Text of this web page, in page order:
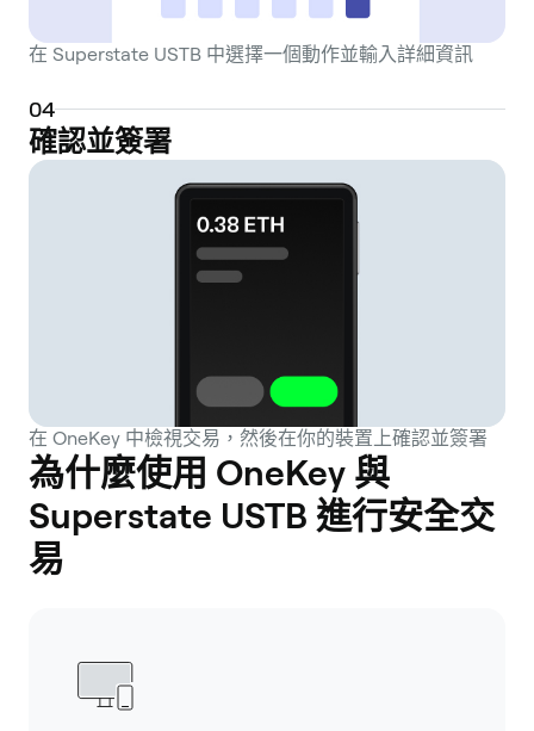
在 Superstate USTB 中選擇一個動作並輸入詳細資訊
04
確認並簽署
在 OneKey 中檢視交易，然後在你的裝置上確認並簽署
為什麼使用 OneKey 與
Superstate USTB 進行安全交
易